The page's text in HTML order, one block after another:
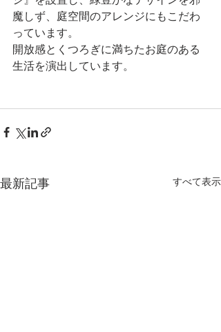
魔しず、庭空間のアレンジにもこだわ
っています。
開放感とくつろぎに満ちたお庭のある
生活を演出しています。
最新記事 すべて表示